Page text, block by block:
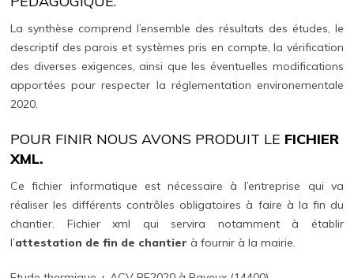
La synthèse comprend l’ensemble des résultats des études, le
descriptif des parois et systèmes pris en compte, la vérification
des diverses exigences, ainsi que les éventuelles modifications
apportées pour respecter la réglementation environementale
2020.
POUR FINIR NOUS AVONS PRODUIT LE FICHIER
XML.
Ce fichier informatique est nécessaire à l’entreprise qui va
réaliser les différents contrôles obligatoires à faire à la fin du
chantier. Fichier xml qui servira notamment à établir
l’attestation de fin de chantier à fournir à la mairie.